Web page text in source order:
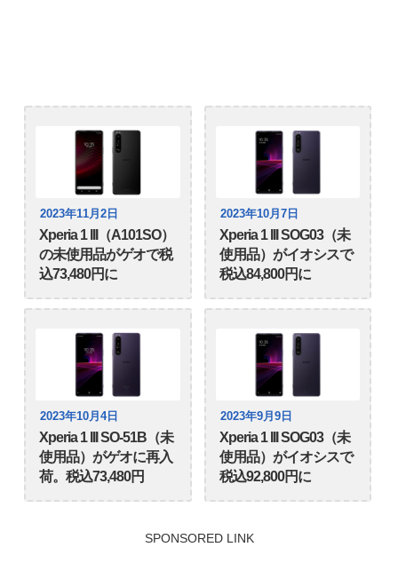
2023年11月2日
Xperia 1 III（A101SO）
の未使用品がゲオで税
込73,480円に
2023年10月7日
Xperia 1 III SOG03（未
使用品）がイオシスで
税込84,800円に
2023年10月4日
Xperia 1 III SO-51B（未
使用品）がゲオに再入
荷。税込73,480円
2023年9月9日
Xperia 1 III SOG03（未
使用品）がイオシスで
税込92,800円に
SPONSORED LINK